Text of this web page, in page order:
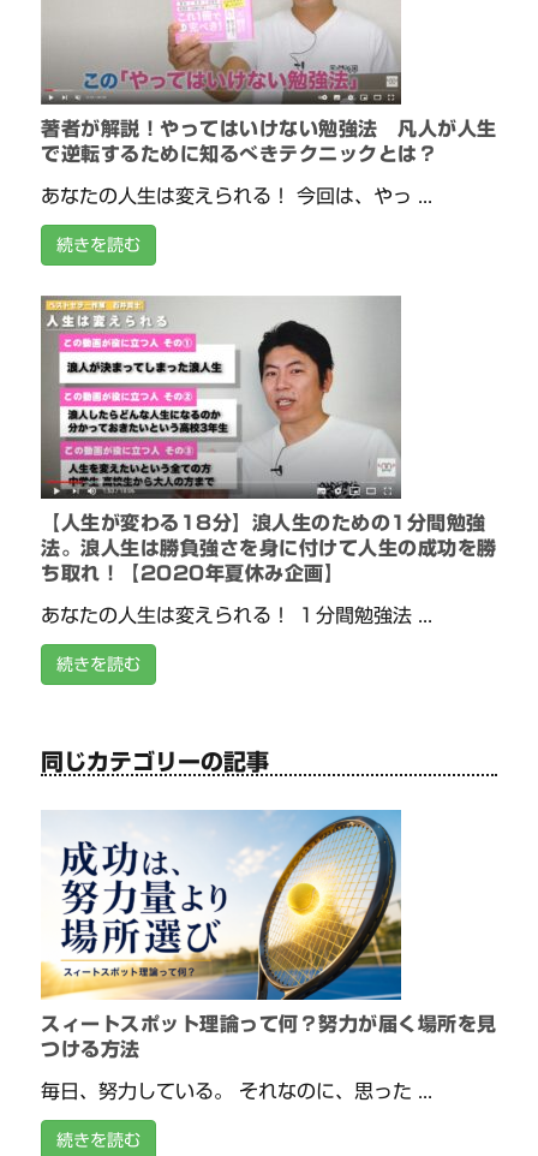
著者が解説！やってはいけない勉強法 凡人が人生
で逆転するために知るべきテクニックとは？
あなたの人生は変えられる！ 今回は、やっ ...
続きを読む
【人生が変わる18分】浪人生のための1分間勉強
法。浪人生は勝負強さを身に付けて人生の成功を勝
ち取れ！【2020年夏休み企画】
あなたの人生は変えられる！ １分間勉強法 ...
続きを読む
同じカテゴリーの記事
スィートスポット理論って何？努力が届く場所を見
つける方法
毎日、努力している。 それなのに、思った ...
続きを読む